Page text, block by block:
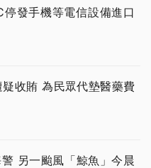
發手機等電信設備進口
收賄 為民眾代墊醫藥費
另一颱風「鯨魚」今晨